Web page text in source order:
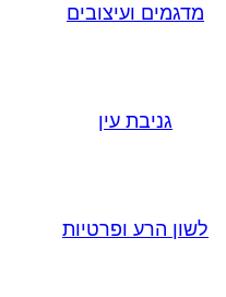
מדגמים ועיצובים
גניבת עין
לשון הרע ופרטיות